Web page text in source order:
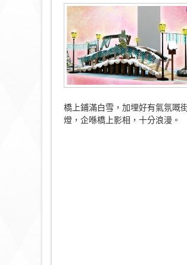
橋上鋪滿白雪，加埋好有氣氛嘅
燈，企喺橋上影相，十分浪漫。